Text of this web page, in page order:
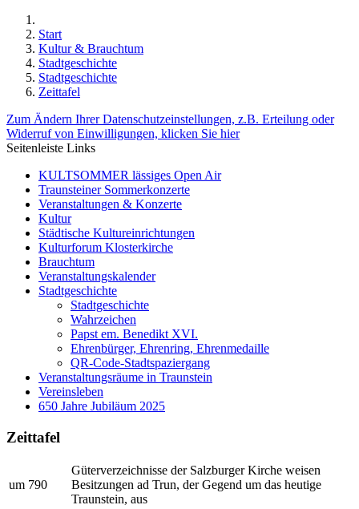
Start
Kultur & Brauchtum
Stadtgeschichte
Stadtgeschichte
Zeittafel
Zum Ändern Ihrer Datenschutzeinstellungen, z.B. Erteilung oder
Widerruf von Einwilligungen, klicken Sie hier
Seitenleiste Links
KULTSOMMER lässiges Open Air
Traunsteiner Sommerkonzerte
Veranstaltungen & Konzerte
Kultur
Städtische Kultureinrichtungen
Kulturforum Klosterkirche
Brauchtum
Veranstaltungskalender
Stadtgeschichte
Stadtgeschichte
Wahrzeichen
Papst em. Benedikt XVI.
Ehrenbürger, Ehrenring, Ehrenmedaille
QR-Code-Stadtspaziergang
Veranstaltungsräume in Traunstein
Vereinsleben
650 Jahre Jubiläum 2025
Zeittafel
um 790
Güterverzeichnisse der Salzburger Kirche weisen
Besitzungen ad Trun, der Gegend um das heutige
Traunstein, aus